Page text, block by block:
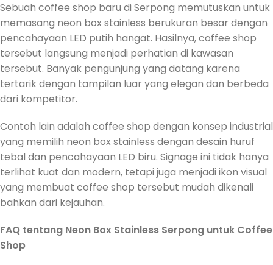
Sebuah coffee shop baru di Serpong memutuskan untuk
memasang neon box stainless berukuran besar dengan
pencahayaan LED putih hangat. Hasilnya, coffee shop
tersebut langsung menjadi perhatian di kawasan
tersebut. Banyak pengunjung yang datang karena
tertarik dengan tampilan luar yang elegan dan berbeda
dari kompetitor.
Contoh lain adalah coffee shop dengan konsep industrial
yang memilih neon box stainless dengan desain huruf
tebal dan pencahayaan LED biru. Signage ini tidak hanya
terlihat kuat dan modern, tetapi juga menjadi ikon visual
yang membuat coffee shop tersebut mudah dikenali
bahkan dari kejauhan.
FAQ tentang Neon Box Stainless Serpong untuk Coffee
Shop